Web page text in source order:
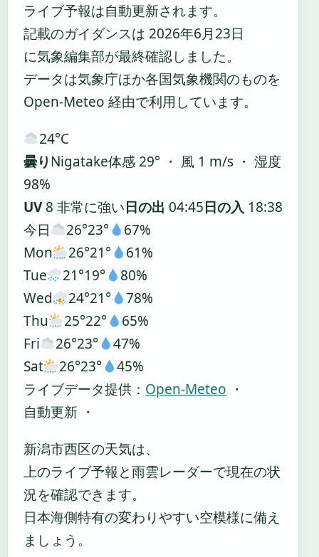
ライブ予報は自動更新されます。
記載のガイダンスは 2026年6月23日
に気象編集部が最終確認しました。
データは気象庁ほか各国気象機関のものを
Open-Meteo 経由で利用しています。
24°C
曇りNigatake体感 29° ・ 風 1 m/s ・ 湿度
98%
UV8 非常に強い日の出 04:45日の入 18:38
今日
26°23°
67%
Mon
26°21°
61%
Tue
21°19°
80%
Wed
24°21°
78%
Thu
25°22°
65%
Fri
26°23°
47%
Sat
26°23°
45%
ライブデータ提供： Open-Meteo ・
自動更新 ・
新潟市西区の天気は、
上のライブ予報と雨雲レーダーで現在の状
況を確認できます。
日本海側特有の変わりやすい空模様に備え
ましょう。